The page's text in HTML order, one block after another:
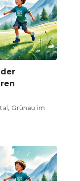
Grünau im